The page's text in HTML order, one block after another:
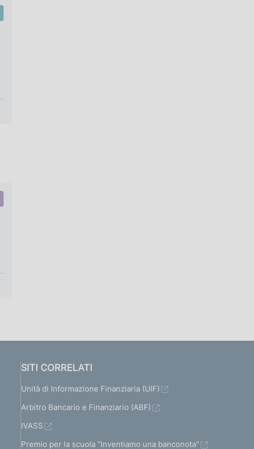
SITI CORRELATI
Unità di Informazione Finanziaria (UIF)
Arbitro Bancario e Finanziario (ABF)
IVASS
Premio per la scuola "Inventiamo una banconota"